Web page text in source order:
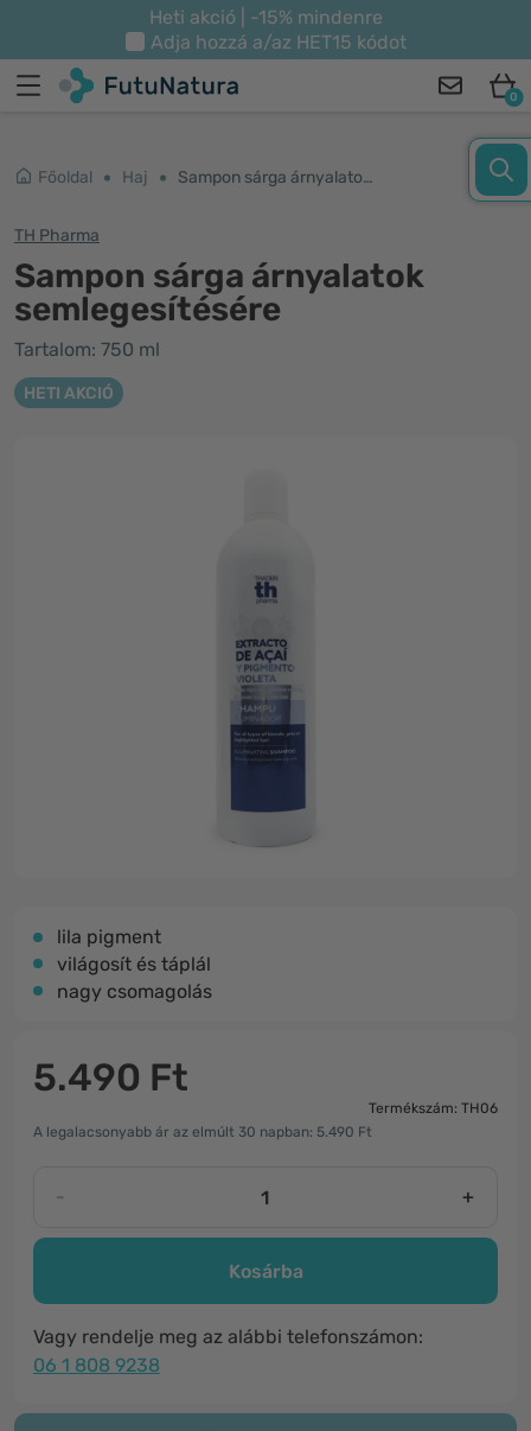
Heti akció | -15% mindenre
Adja hozzá a/az HET15 kódot
0
Főoldal Haj Sampon sárga árnyalatok semlegesítésére
TH Pharma
Sampon sárga árnyalatok
semlegesítésére
Tartalom: 750 ml
HETI AKCIÓ
lila pigment
világosít és táplál
nagy csomagolás
5.490 Ft
Termékszám: TH06
A legalacsonyabb ár az elmúlt 30 napban: 5.490 Ft
- +
Kosárba
Vagy rendelje meg az alábbi telefonszámon:
06 1 808 9238